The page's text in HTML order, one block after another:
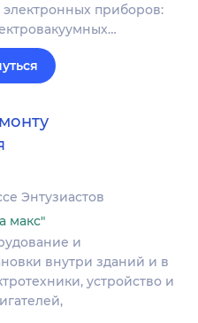
электронных приборов:
Энтузиастов
макс"
и
внутри зданий и в
устройство и